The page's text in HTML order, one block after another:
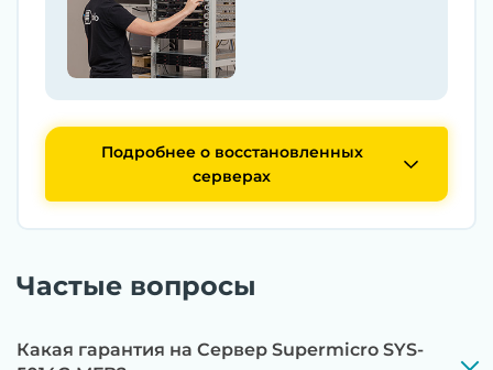
Подробнее о восстановленных
серверах
Частые вопросы
Какая гарантия на Сервер Supermicro SYS-